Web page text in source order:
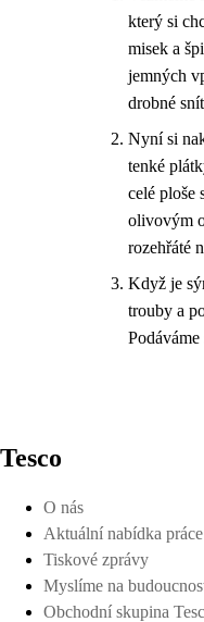
který si
misek a
jemných
drobné
Nyní si
tenké
celé ploše
olivovým
rozehřáté
Když je
trouby a
Tesco
O nás
Aktuální nabídka práce
Tiskové zprávy
Myslíme na
Obchodní skupina